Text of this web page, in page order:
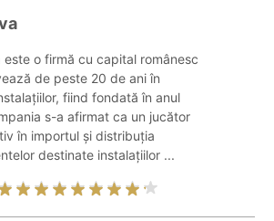
este o firmă cu capital românesc
de peste 20 de ani în
fiind fondată în anul
s-a afirmat ca un jucător
în importul și distribuția
destinate instalațiilor ...